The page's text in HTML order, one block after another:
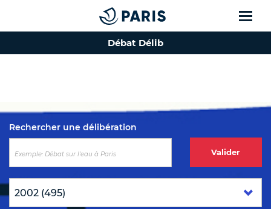
Top of the page
Débat Délib
Rechercher une délibération
Valider